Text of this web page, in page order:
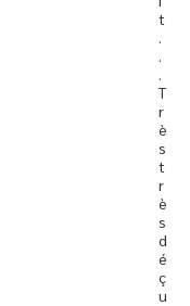
t
T
r
è
s
t
r
è
s
d
é
ç
u